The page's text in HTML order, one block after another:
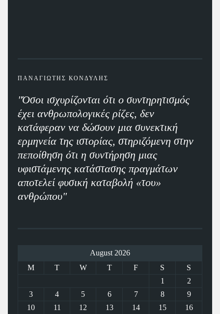
ΠΑΝΑΓΙΩΤΗΣ ΚΟΝΔΥΛΗΣ
"Όσοι ισχυρίζονται ότι ο συντηρητισμός
έχει ανθρωπολογικές ρίζες, δεν
κατάφεραν να δώσουν μια συνεκτική
ερμηνεία της ιστορίας, στηριζόμενη στην
πεποίθηση ότι η συντήρηση μιας
υφιστάμενης κατάστασης πραγμάτων
αποτελεί φυσική καταβολή «του»
ανθρώπου"
August 2026
M
T W T F S
S
1
2
3
4 5 6 7 8
9
10
11 12 13 14 15 16